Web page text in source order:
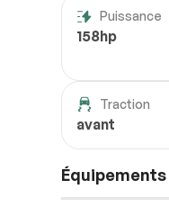
Puissance
158hp
Traction
avant
Équipements